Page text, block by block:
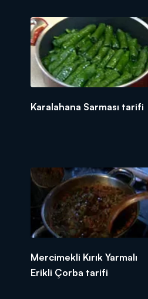
Karalahana Sarması tarifi
Mercimekli Kırık Yarmalı
Erikli Çorba tarifi